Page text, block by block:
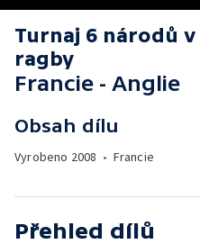
Turnaj 6 národů v
ragby
Francie - Anglie
Obsah dílu
Vyrobeno 2008 • Francie
Přehled dílů